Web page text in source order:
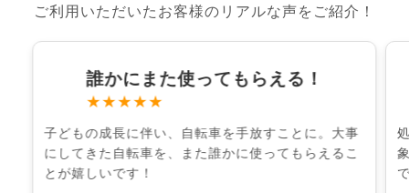
ご利用いただいたお客様のリアルな声をご紹介！
誰かにまた使ってもらえる！
★★★★★
子どもの成長に伴い、自転車を手放すことに。大事
にしてきた自転車を、また誰かに使ってもらえるこ
とが嬉しいです！